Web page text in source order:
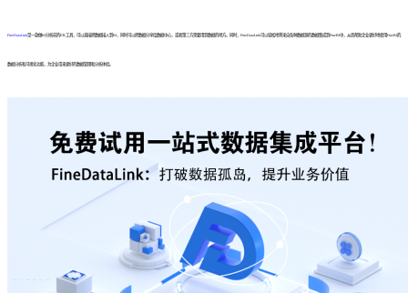
FineDataLink 是一款做BI分析前的ETL工具，可以直接把数据接入到BI，同时可以把数据分享给数据中心，或者第三方需要用到数据的地方。同时，FineDataLink可以轻松地将来自各种数据源的数据集成到FineBI中，从而帮助企业更好地使用FineBI的
数据分析和可视化功能，为企业带来更好的数据管理和分析体验。